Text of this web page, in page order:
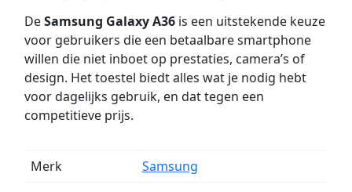
DeSamsung Galaxy A36is een uitstekende keuze
voor gebruikers die een betaalbare smartphone
willen die niet inboet op prestaties, camera’s of
design. Het toestel biedt alles wat je nodig hebt
voor dagelijks gebruik, en dat tegen een
competitieve prijs.
Merk Samsung